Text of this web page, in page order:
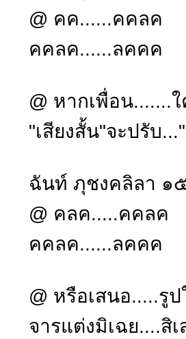
@ คค......คคลค
คคลค......ลคคค
@ หากเพื่อน.......
"เสียงสั้น"จะปรับ
ฉันท์ ภุชงคลิลา ๑
@ คลค.....คคลค
คคลค......ลคคค
@ หรือเสนอ.....รูป
จารแต่งมิเฉย....สิ